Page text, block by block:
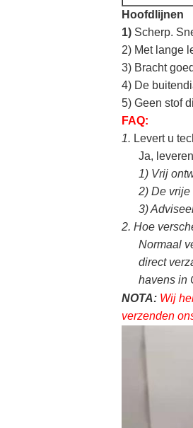
Hoofdlijnen
1) Scherp.
2) Met lange
3) Bracht
4) De
5) Geen stof
FAQ:
1. Levert u
Ja,
1) Vrij
2) De vrije
3)
2. Hoe
Normaal
direct
havens in
NOTA: Wij
verzenden